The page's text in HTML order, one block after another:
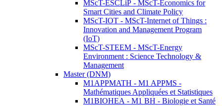
MScT-ESCLiP - MScT-Economics for
Smart Cities and Climate Policy
MScT-IOT - MScT-Internet of Things :
Innovation and Management Program
(IoT)
MScT-STEEM - MScT-Energy
Environment : Science Technology &
Management
Master (DNM)
M1APPMATH - M1 APPMS -
Mathématiques Appliquées et Statistiques
M1BIOHEA - M1 BH - Biologie et Santé